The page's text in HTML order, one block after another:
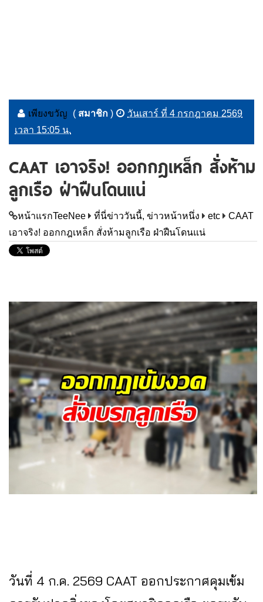
เพียงขวัญ ( สมาชิก )
วันเสาร์ ที่ 4 กรกฎาคม 2569
เวลา 15:05 น.
CAAT เอาจริง! ออกกฎเหล็ก สั่งห้าม
ลูกเรือ ฝ่าฝืนโดนแน่
หน้าแรกTeeNee ที่นี่ข่าววันนี้, ข่าวหน้าหนึ่ง etc
CAAT
เอาจริง! ออกกฎเหล็ก สั่งห้ามลูกเรือ ฝ่าฝืนโดนแน่
วันที่ 4 ก.ค. 2569 CAAT ออกประกาศคุมเข้ม